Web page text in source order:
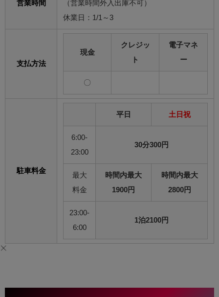
営業時間
（営業時間外入出庫不可）
休業日：1/1～3
支払方法
現金
クレジッ
ト
電子マネ
ー
〇
駐車料金
平日 土日祝
6:00-
23:00
30分300円
最大
料金
時間内最大
1900円
時間内最大
2800円
23:00-
6:00
1泊2100円